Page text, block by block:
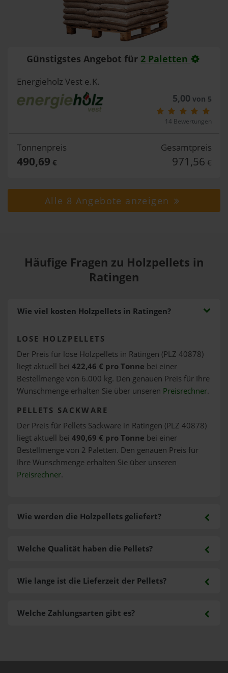
Günstigstes Angebot für 2 Paletten
Energieholz Vest e.K.
5,00 von 5
14 Bewertungen
Tonnenpreis
490,69 €
Gesamtpreis
971,56 €
Alle 8 Angebote anzeigen
Häufige Fragen zu Holzpellets in
Ratingen
Wie viel kosten Holzpellets in Ratingen?
LOSE HOLZPELLETS
Der Preis für lose Holzpellets in Ratingen (PLZ 40878)
liegt aktuell bei 422,46 € pro Tonne bei einer
Bestellmenge von 6.000 kg. Den genauen Preis für Ihre
Wunschmenge erhalten Sie über unseren Preisrechner.
PELLETS SACKWARE
Der Preis für Pellets Sackware in Ratingen (PLZ 40878)
liegt aktuell bei 490,69 € pro Tonne bei einer
Bestellmenge von 2 Paletten. Den genauen Preis für
Ihre Wunschmenge erhalten Sie über unseren
Preisrechner.
Wie werden die Holzpellets geliefert?
Welche Zahlungsarten gibt es?
Welche Qualität haben die Pellets?
Wie lange ist die Lieferzeit der Pellets?